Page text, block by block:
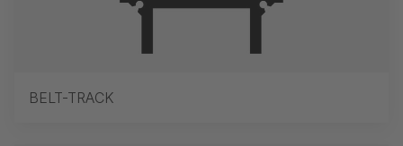
BELT-TRACK